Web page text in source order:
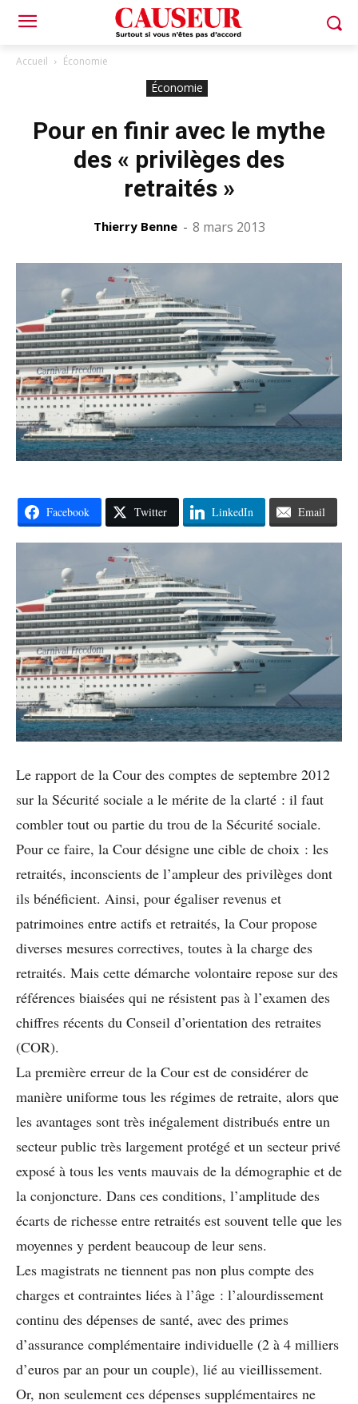
Accueil Économie
Économie
Pour en finir avec le mythe
des « privilèges des
retraités »
Thierry Benne - 8 mars 2013
Facebook Twitter LinkedIn Email
Le rapport de la Cour des comptes de septembre 2012
sur la Sécurité sociale a le mérite de la clarté : il faut
combler tout ou partie du trou de la Sécurité sociale.
Pour ce faire, la Cour désigne une cible de choix : les
retraités, inconscients de l’ampleur des privilèges dont
ils bénéficient. Ainsi, pour égaliser revenus et
patrimoines entre actifs et retraités, la Cour propose
diverses mesures correctives, toutes à la charge des
retraités. Mais cette démarche volontaire repose sur des
références biaisées qui ne résistent pas à l’examen des
chiffres récents du Conseil d’orientation des retraites
(COR).
La première erreur de la Cour est de considérer de
manière uniforme tous les régimes de retraite, alors que
les avantages sont très inégalement distribués entre un
secteur public très largement protégé et un secteur privé
exposé à tous les vents mauvais de la démographie et de
la conjoncture. Dans ces conditions, l’amplitude des
écarts de richesse entre retraités est souvent telle que les
moyennes y perdent beaucoup de leur sens.
Les magistrats ne tiennent pas non plus compte des
charges et contraintes liées à l’âge : l’alourdissement
continu des dépenses de santé, avec des primes
d’assurance complémentaire individuelle (2 à 4 milliers
d’euros par an pour un couple), lié au vieillissement.
Or, non seulement ces dépenses supplémentaires ne